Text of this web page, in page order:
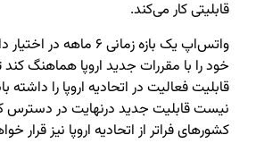
قابلیتی کار می‌کند.
واتس‌اپ یک بازه زمانی ۶
خود را با مقررات جدید اروپا هماهنگ
قابلیت فعالیت در اتحادیه اروپا را
نیست قابلیت جدید درنهایت در دسترس
کشورهای فراتر از اتحادیه اروپا نیز قرار